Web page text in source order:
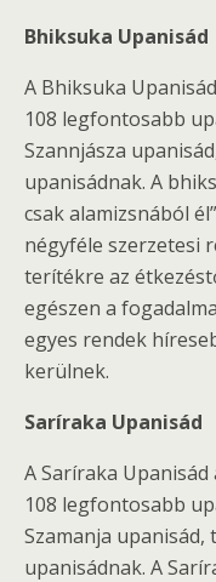
Bhiksuka Upanisád
A Bhiksuka
108 legfontosabb
Szannjásza
upanisádnak. A
csak alamizsnából
négyféle szerzetesi
terítékre az
egészen a
egyes rendek
kerülnek.
Saríraka Upanisád
A Saríraka Upanisád
108 legfontosabb
Szamanja upanisád,
upanisádnak. A